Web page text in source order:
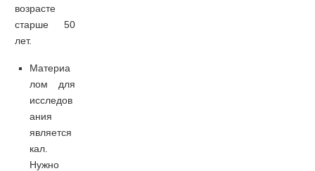
возрасте
старше 50
лет.
Материа
лом для
исследов
ания
является
кал.
Нужно